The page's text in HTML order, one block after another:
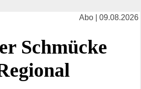
Abo | 09.08.2026
Schmücke